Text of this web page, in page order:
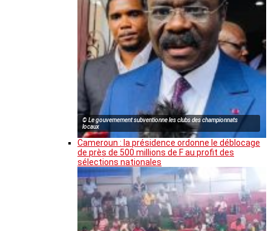
© Le gouvernement subventionne les clubs des championnats
locaux
Cameroun : la présidence ordonne le déblocage
de près de 500 millions de F au profit des
sélections nationales